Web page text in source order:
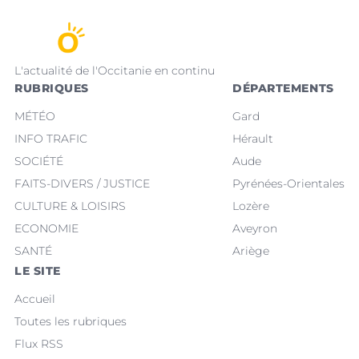
L'actualité de l'Occitanie en continu
RUBRIQUES
MÉTÉO
INFO TRAFIC
SOCIÉTÉ
FAITS-DIVERS / JUSTICE
CULTURE & LOISIRS
ECONOMIE
SANTÉ
DÉPARTEMENTS
Gard
Hérault
Aude
Pyrénées-Orientales
Lozère
Aveyron
Ariège
LE SITE
Accueil
Toutes les rubriques
Flux RSS